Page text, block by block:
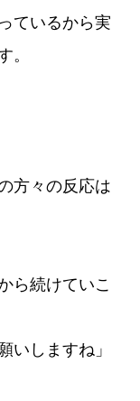
ているから実
。
方々の反応は
ら続けていこ
いしますね」